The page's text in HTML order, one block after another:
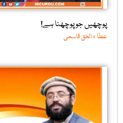
پوچھیں جو پوچھنا ہے!
عطا ء الحق قاسمی